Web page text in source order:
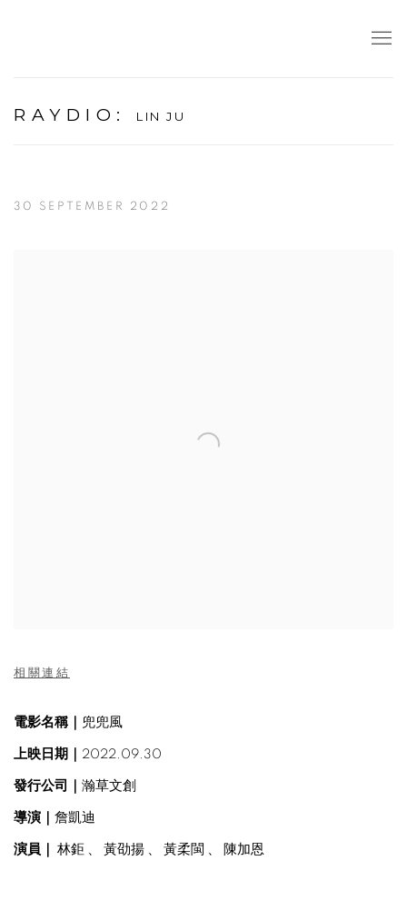
RAYDIO : LIN JU
30 SEPTEMBER 2022
相關連結
電影名稱｜ 兜兜風
上映日期｜ 2022.09.30
發行公司｜ 瀚草文創
導演｜ 詹凱迪
演員｜ 林鉅 、 黃劭揚 、 黃柔閩 、 陳加恩